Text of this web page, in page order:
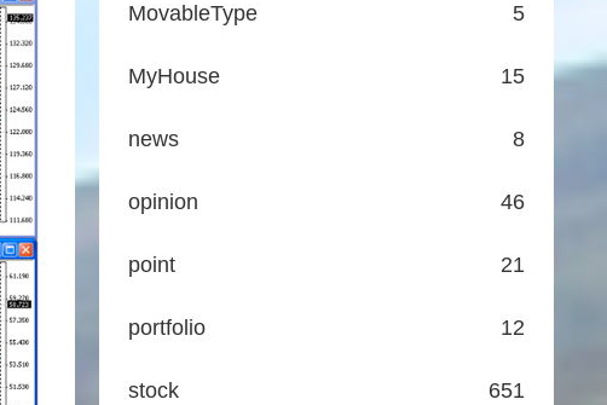
MovableType 5
MyHouse 15
news 8
opinion 46
point 21
portfolio 12
stock 651